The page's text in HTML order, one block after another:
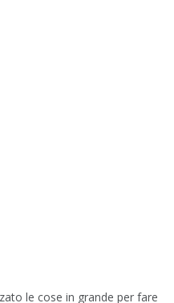
le cose in grande per fare